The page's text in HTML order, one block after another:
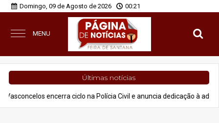
Domingo, 09 de Agosto de 2026 00:21
MENU
Últimas notícias
ciclo na Polícia Civil e anuncia dedicação à advocacia e